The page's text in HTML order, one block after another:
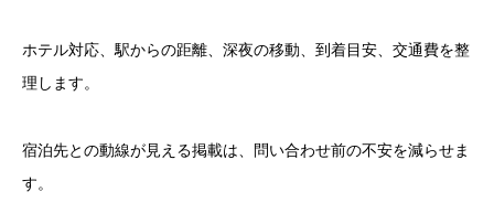
ホテル対応、駅からの距離、深夜の移動、到着目安、交通費を整
理します。
宿泊先との動線が見える掲載は、問い合わせ前の不安を減らせま
す。